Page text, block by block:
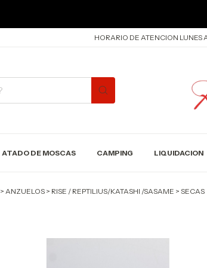
HORARIO DE ATENCION
ATADO DE MOSCAS CAMPING LIQUIDACION
> ANZUELOS > RISE / REPTILIUS/KATASHI /SASAME > SECAS